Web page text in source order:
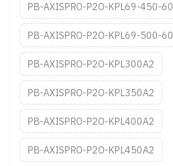
PB-AXISPRO-P2O-KPL69-450-60
PB-AXISPRO-P2O-KPL69-500-60
PB-AXISPRO-P2O-KPL300A2
PB-AXISPRO-P2O-KPL350A2
PB-AXISPRO-P2O-KPL400A2
PB-AXISPRO-P2O-KPL450A2